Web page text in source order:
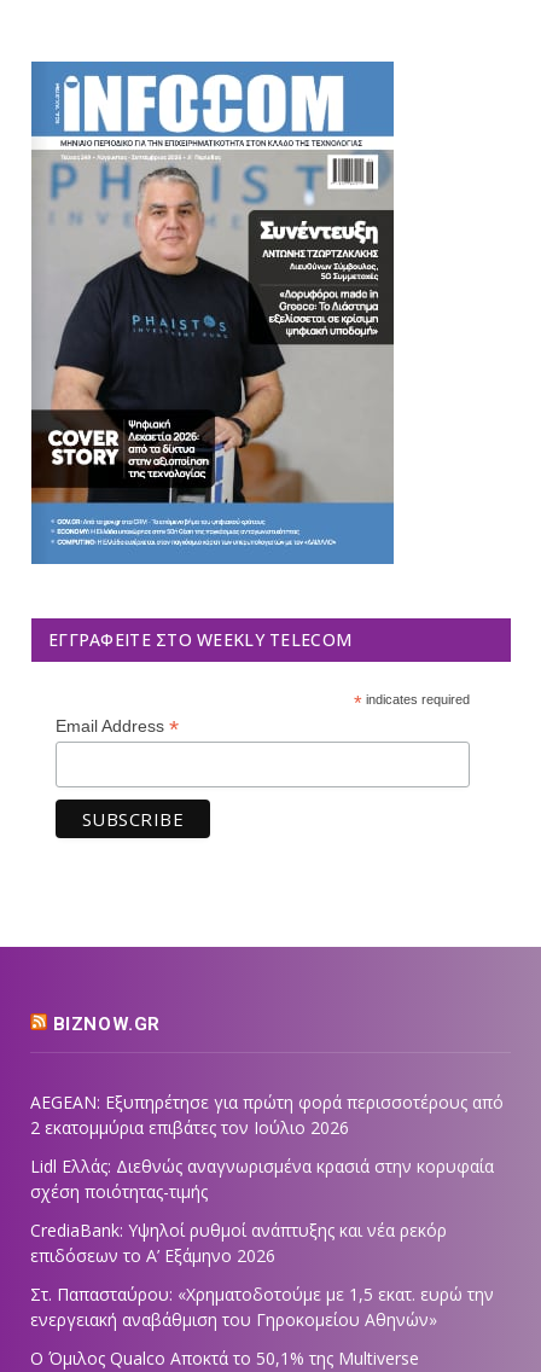
ΕΓΓΡΑΦΕΊΤΕ ΣΤΟ WEEKLY TELECOM
*indicates required
Email Address *
BIZNOW.GR
AEGEAN: Εξυπηρέτησε για πρώτη φορά περισσοτέρους από
2 εκατομμύρια επιβάτες τον Ιούλιο 2026
Lidl Ελλάς: Διεθνώς αναγνωρισμένα κρασιά στην κορυφαία
σχέση ποιότητας-τιμής
CrediaBank: Υψηλοί ρυθμοί ανάπτυξης και νέα ρεκόρ
επιδόσεων το Α’ Εξάμηνο 2026
Στ. Παπασταύρου: «Χρηματοδοτούμε με 1,5 εκατ. ευρώ την
ενεργειακή αναβάθμιση του Γηροκομείου Αθηνών»
Ο Όμιλος Qualco Αποκτά το 50,1% της Multiverse